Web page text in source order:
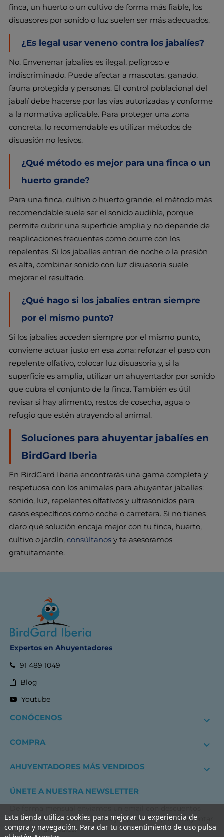
finca, un huerto o un cultivo de forma más fiable, los
disuasores por sonido o luz suelen ser más adecuados.
¿Es legal usar veneno contra los jabalíes?
No. Envenenar jabalíes es ilegal, peligroso e
indiscriminado. Puede afectar a mascotas, ganado,
fauna protegida y personas. El control poblacional del
jabalí debe hacerse por las vías autorizadas y conforme
a la normativa aplicable. Para proteger una zona
concreta, lo recomendable es utilizar métodos de
disuasión no lesivos.
¿Qué método es mejor para una finca o un
huerto grande?
Para una finca, cultivo o huerto grande, el método más
recomendable suele ser el sonido audible, porque
permite cubrir una superficie amplia y no depende de
reaplicaciones frecuentes como ocurre con los
repelentes. Si los jabalíes entran de noche o la presión
es alta, combinar sonido con luz disuasoria suele
mejorar el resultado.
¿Qué hago si los jabalíes entran siempre
por el mismo punto?
Si los jabalíes acceden siempre por el mismo punto,
conviene actuar justo en esa zona: reforzar el paso con
repelente olfativo, colocar luz disuasoria y, si la
superficie es amplia, utilizar un ahuyentador por sonido
que cubra el conjunto de la finca. También es útil
revisar si hay alimento, restos de cosecha, agua o
refugio que estén atrayendo al animal.
Soluciones para ahuyentar jabalíes en
BirdGard Iberia
En BirdGard Iberia encontrarás una gama completa y
respetuosa con los animales para ahuyentar jabalíes:
sonido, luz, repelentes olfativos y ultrasonidos para
casos específicos como coche o carretera. Si no tienes
claro qué solución encaja mejor con tu finca, huerto,
cultivo o jardín, consúltanos y te asesoramos
gratuitamente.
Expertos en Ahuyentadores
91 489 1049
Blog
Youtube
CONÓCENOS 
COMPRA 
AHUYENTADORES MÁS VENDIDOS 
ÚNETE A NUESTRA NEWSLETTER
exclusivos, novedades y consejos prácticos para ahuyentar
pájaros y animales.
Esta tienda utiliza cookies para mejorar tu experiencia de
compra y navegación. Para dar tu consentimiento de uso pulsa